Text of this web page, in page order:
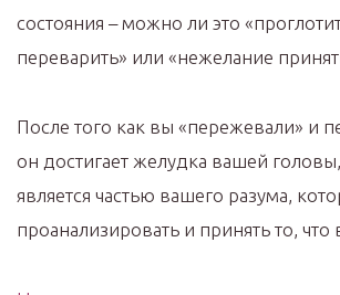
состояния – можно ли это
переварить» или «нежелание
После того как вы «пережевали» и
он достигает желудка вашей
является частью вашего разума,
проанализировать и принять то,